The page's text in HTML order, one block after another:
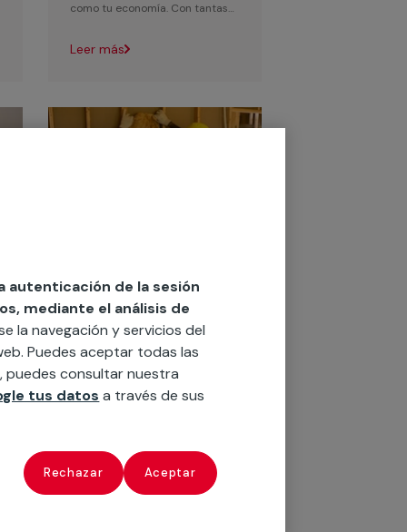
como tu economía. Con tantas
Leer más
Maximiza el confort en
casa: guía completa de
materiales de
aislamiento térmico
El confort térmico es
fundamental para garantizar un
materiales de aislamiento
térmico desempeñan un papel
Leer más
autenticación de la sesión
mediante el análisis de
la navegación y servicios del
Puedes aceptar todas las
puedes consultar nuestra
tus datos a través de sus
Rechazar Aceptar